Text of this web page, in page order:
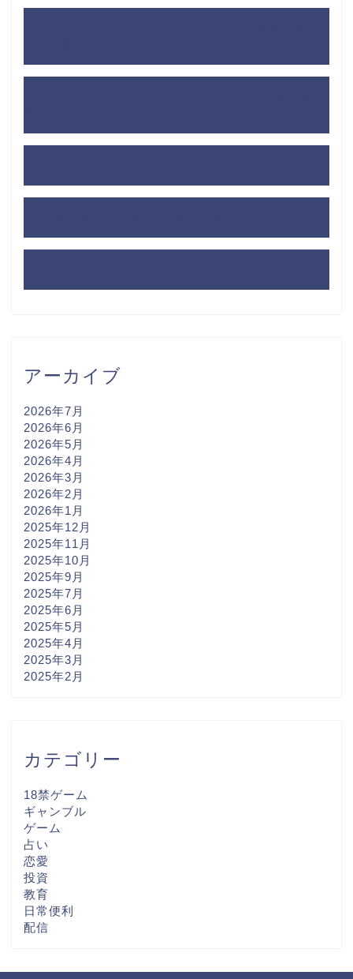
アーカイブ
2026年7月
2026年6月
2026年5月
2026年4月
2026年3月
2026年2月
2026年1月
2025年12月
2025年11月
2025年10月
2025年9月
2025年7月
2025年6月
2025年5月
2025年4月
2025年3月
2025年2月
カテゴリー
18禁ゲーム
ギャンブル
ゲーム
占い
恋愛
投資
教育
日常便利
配信